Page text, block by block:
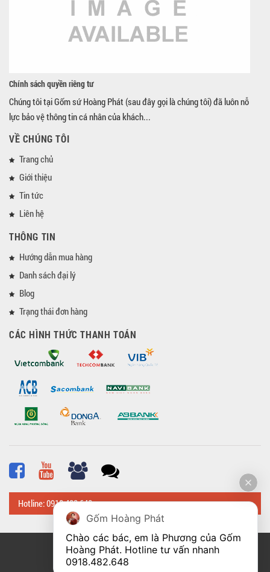
Chính sách quyền riêng tư
Chúng tôi tại Gốm sứ Hoàng Phát (sau đây gọi là chúng tôi) đã luôn nỗ
lực bảo vệ thông tin cá nhân của khách...
VỀ CHÚNG TÔI
Trang chủ
Giới thiệu
Tin tức
Liên hệ
THÔNG TIN
Hướng dẫn mua hàng
Danh sách đại lý
Blog
Trạng thái đơn hàng
CÁC HÌNH THỨC THANH TOÁN
Hotline: 0918 482 648
© Bản quyền thuộc vềHoangphatbattrang.vn
Gốm Hoàng Phát
Chào các bác, em là Phương của Gốm
0918.482.648